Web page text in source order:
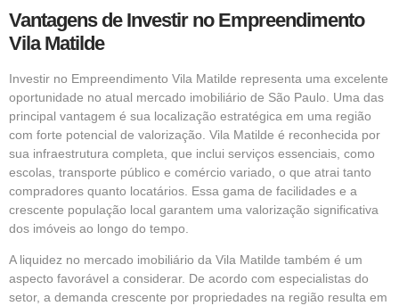
Vantagens de Investir no Empreendimento
Vila Matilde
Investir no Empreendimento Vila Matilde representa uma excelente
oportunidade no atual mercado imobiliário de São Paulo. Uma das
principal vantagem é sua localização estratégica em uma região
com forte potencial de valorização. Vila Matilde é reconhecida por
sua infraestrutura completa, que inclui serviços essenciais, como
escolas, transporte público e comércio variado, o que atrai tanto
compradores quanto locatários. Essa gama de facilidades e a
crescente população local garantem uma valorização significativa
dos imóveis ao longo do tempo.
A liquidez no mercado imobiliário da Vila Matilde também é um
aspecto favorável a considerar. De acordo com especialistas do
setor, a demanda crescente por propriedades na região resulta em